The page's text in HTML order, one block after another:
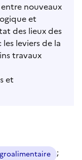
nouveaux
et
des lieux des
leviers de la
travaux
et
;